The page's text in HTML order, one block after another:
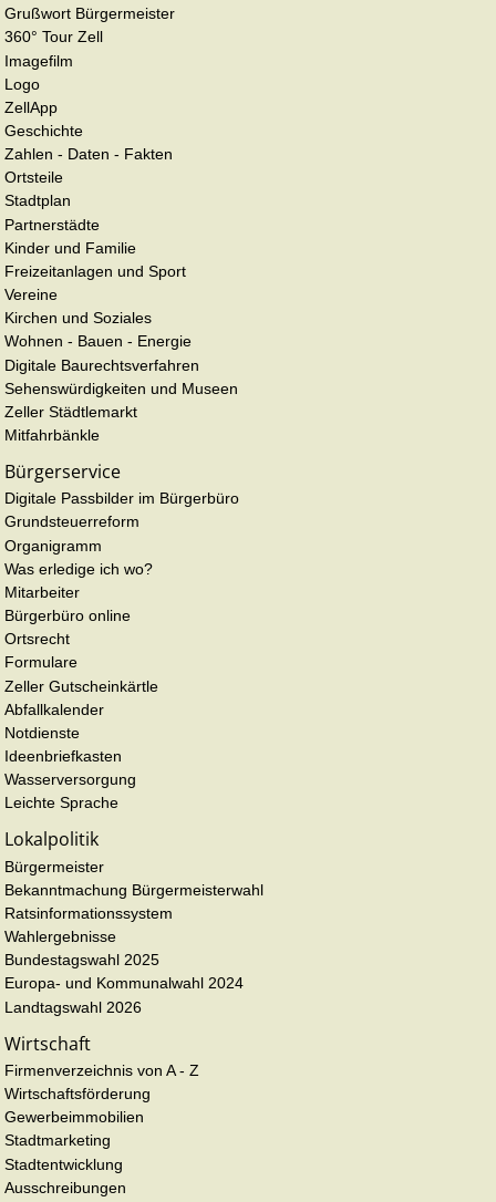
Grußwort Bürgermeister
360° Tour Zell
Imagefilm
Logo
ZellApp
Geschichte
Zahlen - Daten - Fakten
Ortsteile
Stadtplan
Partnerstädte
Kinder und Familie
Freizeitanlagen und Sport
Vereine
Kirchen und Soziales
Wohnen - Bauen - Energie
Digitale Baurechtsverfahren
Sehenswürdigkeiten und Museen
Zeller Städtlemarkt
Mitfahrbänkle
Bürgerservice
Digitale Passbilder im Bürgerbüro
Grundsteuerreform
Organigramm
Was erledige ich wo?
Mitarbeiter
Bürgerbüro online
Ortsrecht
Formulare
Zeller Gutscheinkärtle
Abfallkalender
Notdienste
Ideenbriefkasten
Wasserversorgung
Leichte Sprache
Lokalpolitik
Bürgermeister
Bekanntmachung Bürgermeisterwahl
Ratsinformationssystem
Wahlergebnisse
Bundestagswahl 2025
Europa- und Kommunalwahl 2024
Landtagswahl 2026
Wirtschaft
Firmenverzeichnis von A - Z
Wirtschaftsförderung
Gewerbeimmobilien
Stadtmarketing
Stadtentwicklung
Ausschreibungen